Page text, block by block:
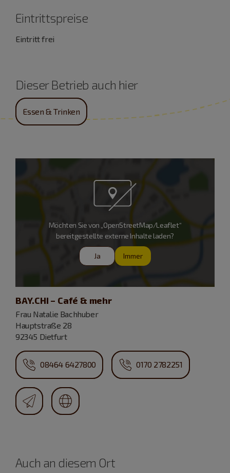
Eintrittspreise
Eintritt frei
Dieser Betrieb auch hier
Essen & Trinken
Möchten Sie von „OpenStreetMap/Leaflet“
bereitgestellte externe Inhalte laden?
Ja Immer
BAY.CHI – Café & mehr
Frau Natalie Bachhuber
Hauptstraße 28
92345 Dietfurt
08464 6427800 0170 2782251
Auch an diesem Ort